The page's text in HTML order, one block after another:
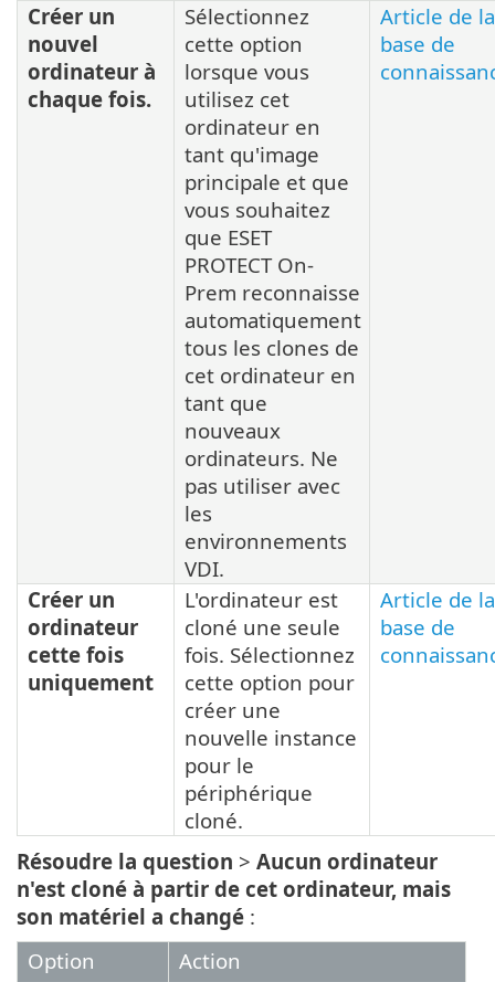
Créer un
nouvel
ordinateur à
chaque fois.
Sélectionnez
cette option
lorsque vous
utilisez cet
ordinateur en
tant qu'image
principale et que
vous souhaitez
que ESET
PROTECT On-
Prem reconnaisse
automatiquement
tous les clones de
cet ordinateur en
tant que
nouveaux
ordinateurs. Ne
pas utiliser avec
les
environnements
VDI.
Article de la
base de
Créer un
ordinateur
cette fois
uniquement
L'ordinateur est
cloné une seule
fois. Sélectionnez
cette option pour
créer une
nouvelle instance
pour le
périphérique
cloné.
Article de la
base de
Résoudre la question > Aucun ordinateur
n'est cloné à partir de cet ordinateur, mais
son matériel a changé :
Option
Action